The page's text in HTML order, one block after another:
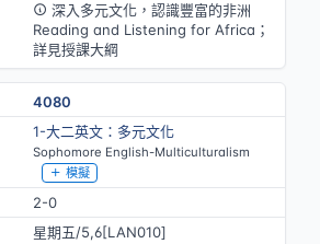
深入多元文化，認識豐富的非洲
Reading and Listening for Africa；
詳見授課大綱
4080
1-大二英文：多元文化
Sophomore English-Multiculturalism
模擬
2-0
星期五/5,6[LAN010]